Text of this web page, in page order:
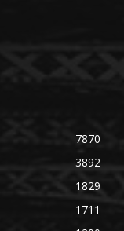
7870
3892
1829
1711